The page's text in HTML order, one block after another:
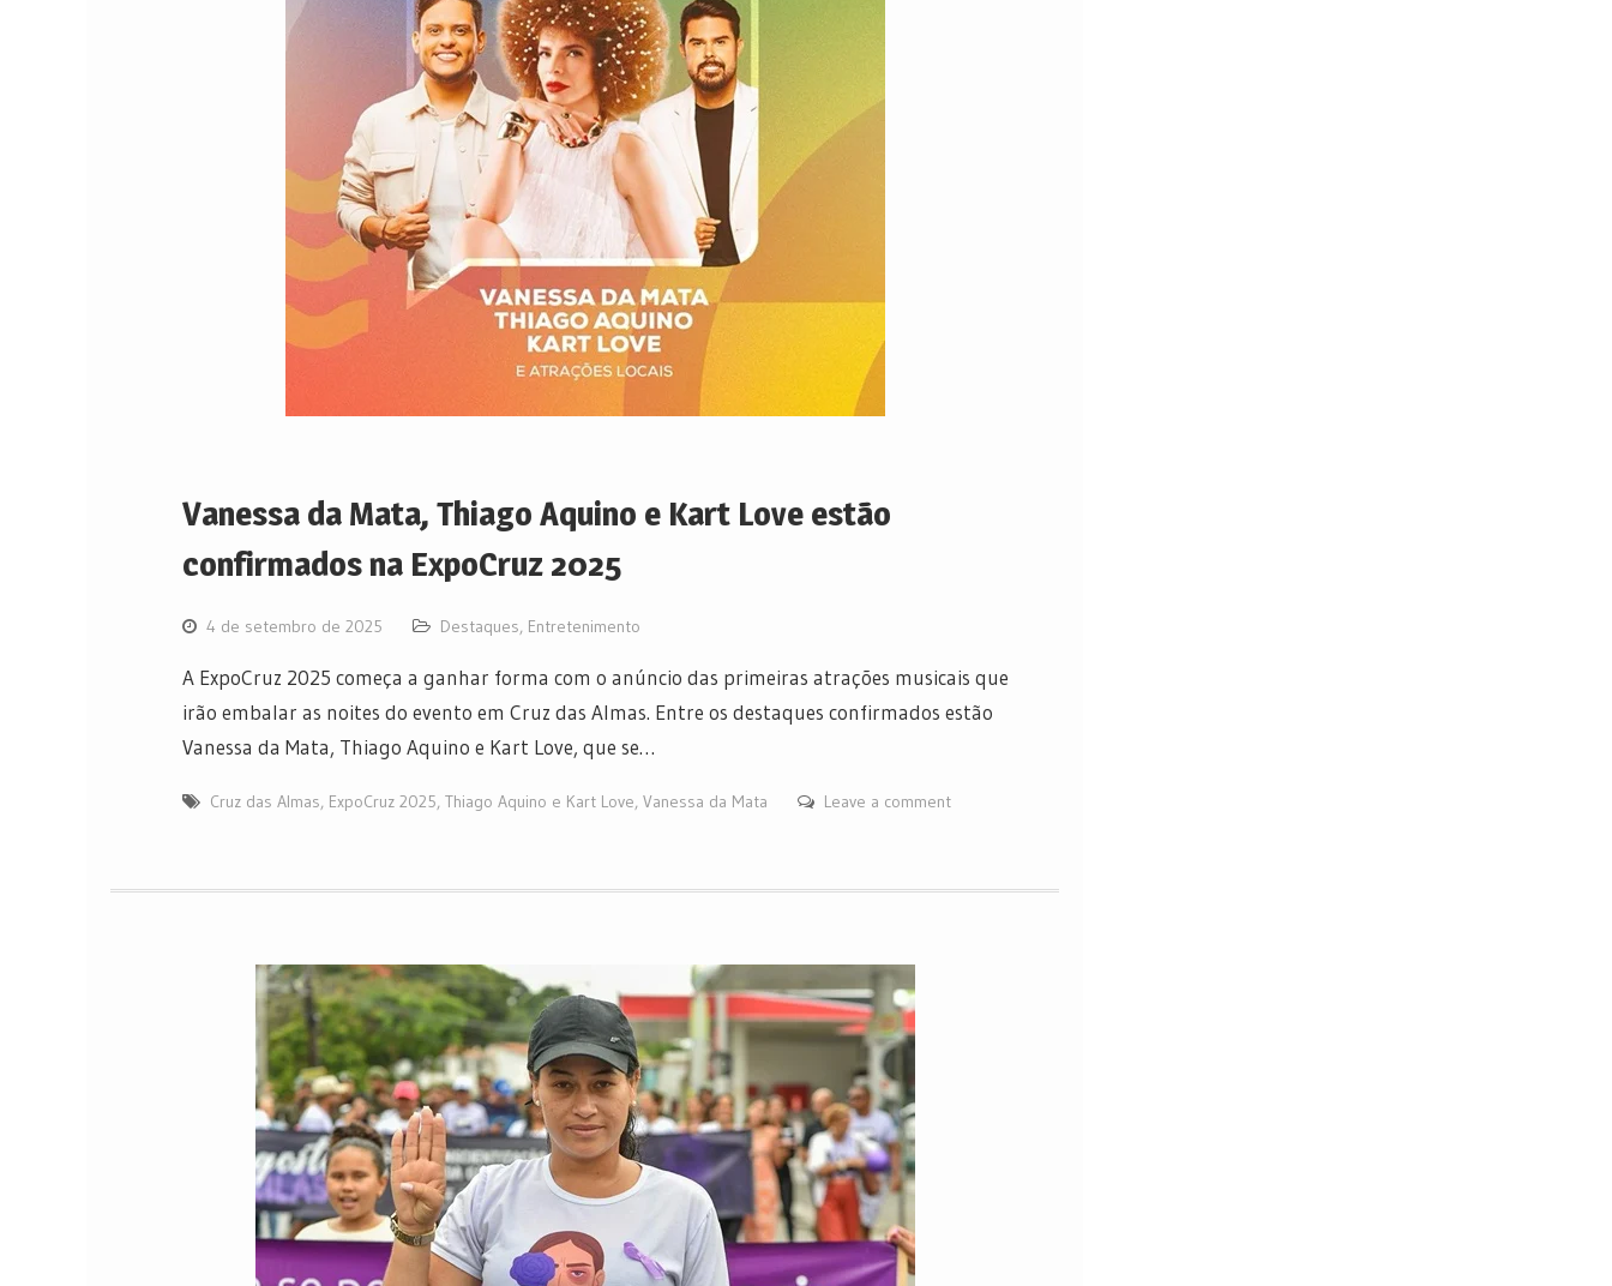
Vanessa da Mata, Thiago Aquino e Kart Love estão
confirmados na ExpoCruz 2025
4 de setembro de 2025 Destaques, Entretenimento
A ExpoCruz 2025 começa a ganhar forma com o anúncio das primeiras atrações musicais que
irão embalar as noites do evento em Cruz das Almas. Entre os destaques confirmados estão
Vanessa da Mata, Thiago Aquino e Kart Love, que se…
Cruz das Almas, ExpoCruz 2025, Thiago Aquino e Kart Love, Vanessa da Mata Leave a comment